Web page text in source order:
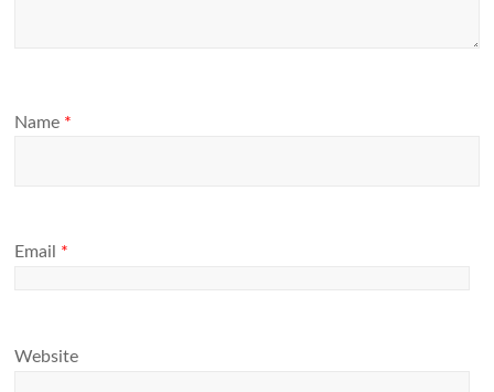
Name *
Email *
Website